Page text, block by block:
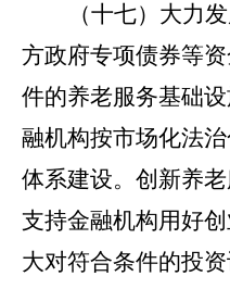
（十七）大力
方政府专项债券等
件的养老服务基础
融机构按市场化法
体系建设。创新养
支持金融机构用好
大对符合条件的投